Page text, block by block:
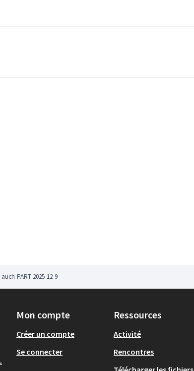
PART-2025-12-9
Mon compte
Créer un compte
Se connecter
Ressources
Activité
Rencontres